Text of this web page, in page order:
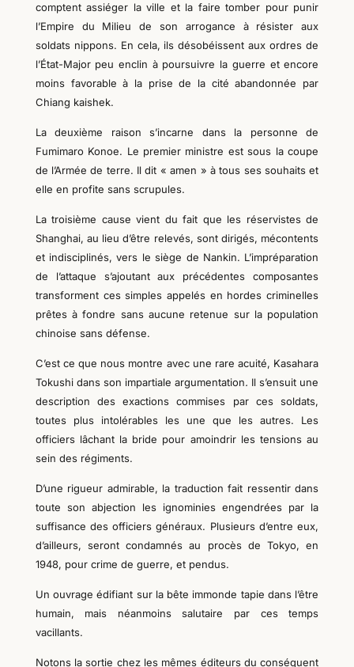
comptent assiéger la ville et la faire tomber pour punir
l’Empire du Milieu de son arrogance à résister aux
soldats nippons. En cela, ils désobéissent aux ordres de
l’État-Major peu enclin à poursuivre la guerre et encore
moins favorable à la prise de la cité abandonnée par
Chiang kaishek.
La deuxième raison s’incarne dans la personne de
Fumimaro Konoe. Le premier ministre est sous la coupe
de l’Armée de terre. Il dit « amen » à tous ses souhaitset
elle en profite sans scrupules.
La troisième cause vient du fait que les réservistes de
Shanghai, au lieu d’être relevés, sont dirigés, mécontents
et indisciplinés, vers le siège de Nankin. L’impréparation
de l’attaque s’ajoutant aux précédentes composantes
transforment ces simples appelés en hordes criminelles
prêtes à fondre sans aucune retenue sur la population
chinoise sans défense.
C’est ce que nous montre avec une rare acuité, Kasahara
Tokushi dans son impartiale argumentation. Il s’ensuit une
description des exactions commises par cessoldats,
toutes plus intolérables les une que les autres. Les
officiers lâchant la bride pour amoindrir les tensions au
sein des régiments.
D’une rigueur admirable, la traduction fait ressentir dans
toute son abjection les ignominies engendrées par la
suffisance des officiers généraux. Plusieurs d’entre eux,
d’ailleurs, seront condamnés au procès de Tokyo, en
1948, pour crime de guerre, et pendus.
Un ouvrage édifiant sur la bête immonde tapie dansl’être
humain, mais néanmoins salutaire par ces temps
vacillants.
Notons la sortie chez les mêmes éditeurs du conséquent